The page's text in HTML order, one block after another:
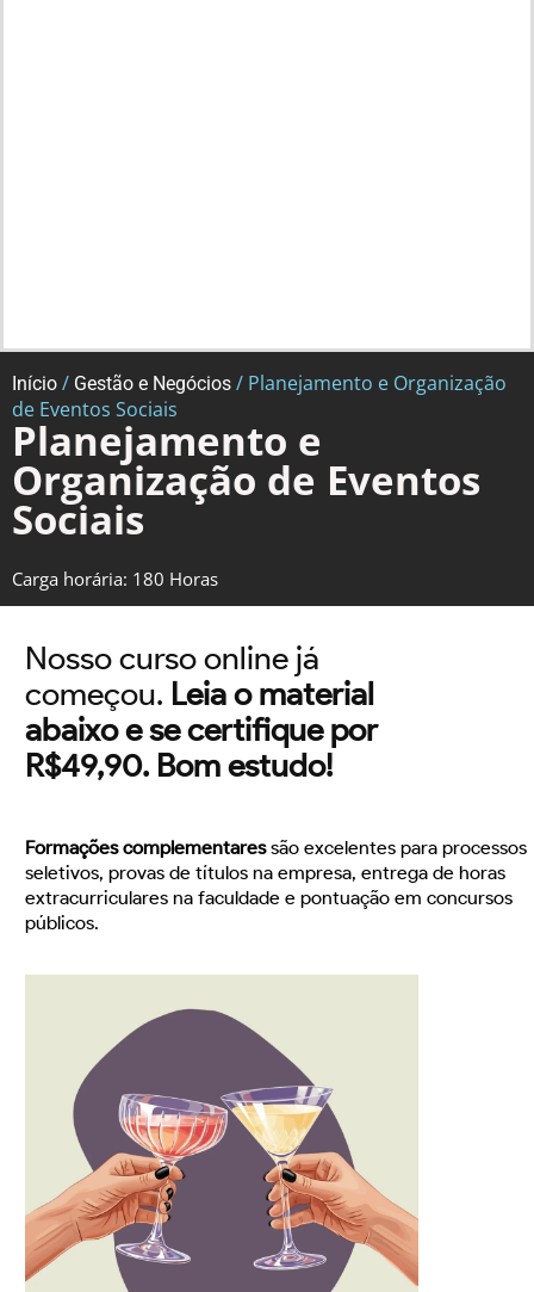
Início / Gestão e Negócios / Planejamento e Organização
de Eventos Sociais
Planejamento e
Organização de Eventos
Sociais
Carga horária: 180 Horas
Nosso curso online já
começou. Leia o material
abaixo e se certifique por
R$49,90. Bom estudo!
Formações complementaressão excelentes para processos
seletivos, provas de títulos na empresa, entrega de horas
extracurriculares na faculdade e pontuação em concursos
públicos.